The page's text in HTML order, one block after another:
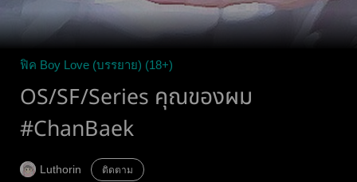
ฟิค Boy Love (บรรยาย) (18+)
OS/SF/Series คุณของผม
#ChanBaek
Luthorin ติดตาม